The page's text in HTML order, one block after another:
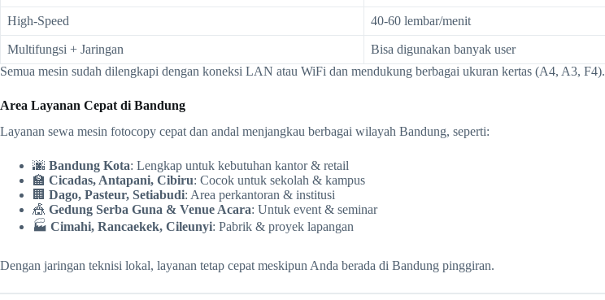
High-Speed 40-60 lembar/menit
Multifungsi + Jaringan Bisa digunakan banyak user
Semua mesin sudah dilengkapi dengan koneksi LAN atau WiFi dan mendukung berbagai ukuran kertas (A4, A3, F4).
Area Layanan Cepat di Bandung
Layanan sewa mesin fotocopy cepat dan andal menjangkau berbagai wilayah Bandung, seperti:
🌆 Bandung Kota: Lengkap untuk kebutuhan kantor & retail
🏫 Cicadas, Antapani, Cibiru: Cocok untuk sekolah & kampus
🏢 Dago, Pasteur, Setiabudi: Area perkantoran & institusi
🎪 Gedung Serba Guna & Venue Acara: Untuk event & seminar
🏭 Cimahi, Rancaekek, Cileunyi: Pabrik & proyek lapangan
Dengan jaringan teknisi lokal, layanan tetap cepat meskipun Anda berada di Bandung pinggiran.